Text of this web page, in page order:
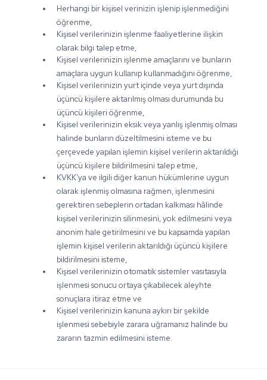
Herhangi bir kişisel verinizin işlenip işlenmediğini
öğrenme,
Kişisel verilerinizin işlenme faaliyetlerine ilişkin
olarak bilgi talep etme,
Kişisel verilerinizin işlenme amaçlarını ve bunların
amaçlara uygun kullanıp kullanmadığını öğrenme,
Kişisel verilerinizin yurt içinde veya yurt dışında
üçüncü kişilere aktarılmış olması durumunda bu
üçüncü kişileri öğrenme,
Kişisel verilerinizin eksik veya yanlış işlenmiş olması
halinde bunların düzeltilmesini isteme ve bu
çerçevede yapılan işlemin kişisel verilerin aktarıldığı
üçüncü kişilere bildirilmesini talep etme,
KVKK’ya ve ilgili diğer kanun hükümlerine uygun
olarak işlenmiş olmasına rağmen, işlenmesini
gerektiren sebeplerin ortadan kalkması hâlinde
kişisel verilerinizin silinmesini, yok edilmesini veya
anonim hale getirilmesini ve bu kapsamda yapılan
işlemin kişisel verilerin aktarıldığı üçüncü kişilere
bildirilmesini isteme,
Kişisel verilerinizin otomatik sistemler vasıtasıyla
işlenmesi sonucu ortaya çıkabilecek aleyhte
sonuçlara itiraz etme ve
Kişisel verilerinizin kanuna aykırı bir şekilde
işlenmesi sebebiyle zarara uğramanız halinde bu
zararın tazmin edilmesini isteme.